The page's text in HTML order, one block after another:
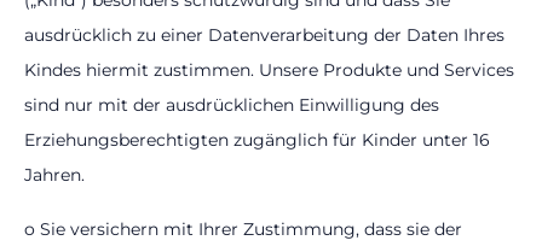
ausdrücklich zu einer Datenverarbeitung der Daten Ihres
Kindes hiermit zustimmen. Unsere Produkte und Services
sind nur mit der ausdrücklichen Einwilligung des
Erziehungsberechtigten zugänglich für Kinder unter 16
Jahren.
o Sie versichern mit Ihrer Zustimmung, dass sie der